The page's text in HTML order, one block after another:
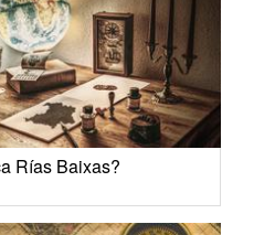
Rías Baixas?